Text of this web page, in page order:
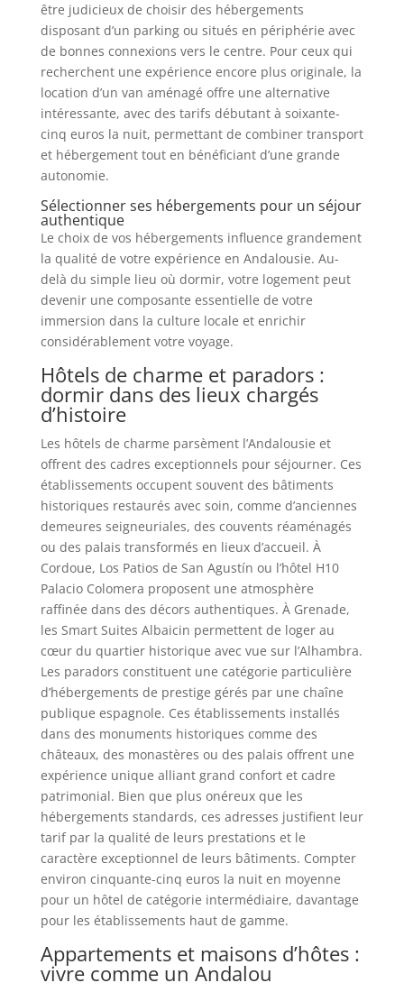
être judicieux de choisir des hébergements
disposant d’un parking ou situés en périphérie avec
de bonnes connexions vers le centre. Pour ceux qui
recherchent une expérience encore plus originale, la
location d’un van aménagé offre une alternative
intéressante, avec des tarifs débutant à soixante-
cinq euros la nuit, permettant de combiner transport
et hébergement tout en bénéficiant d’une grande
autonomie.
Sélectionner ses hébergements pour un séjour
authentique
Le choix de vos hébergements influence grandement
la qualité de votre expérience en Andalousie. Au-
delà du simple lieu où dormir, votre logement peut
devenir une composante essentielle de votre
immersion dans la culture locale et enrichir
considérablement votre voyage.
Hôtels de charme et paradors :
dormir dans des lieux chargés
d’histoire
Les hôtels de charme parsèment l’Andalousie et
offrent des cadres exceptionnels pour séjourner. Ces
établissements occupent souvent des bâtiments
historiques restaurés avec soin, comme d’anciennes
demeures seigneuriales, des couvents réaménagés
ou des palais transformés en lieux d’accueil. À
Cordoue, Los Patios de San Agustín ou l’hôtel H10
Palacio Colomera proposent une atmosphère
raffinée dans des décors authentiques. À Grenade,
les Smart Suites Albaicin permettent de loger au
cœur du quartier historique avec vue sur l’Alhambra.
Les paradors constituent une catégorie particulière
d’hébergements de prestige gérés par une chaîne
publique espagnole. Ces établissements installés
dans des monuments historiques comme des
châteaux, des monastères ou des palais offrent une
expérience unique alliant grand confort et cadre
patrimonial. Bien que plus onéreux que les
hébergements standards, ces adresses justifient leur
tarif par la qualité de leurs prestations et le
caractère exceptionnel de leurs bâtiments. Compter
environ cinquante-cinq euros la nuit en moyenne
pour un hôtel de catégorie intermédiaire, davantage
pour les établissements haut de gamme.
Appartements et maisons d’hôtes :
vivre comme un Andalou